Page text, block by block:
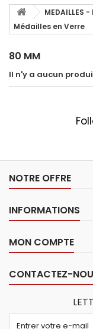
MEDAILLES -
Médailles en Verre
80 MM
Il n'y a aucun
NOTRE OFFRE
INFORMATIONS
MON COMPTE
CONTACTEZ-